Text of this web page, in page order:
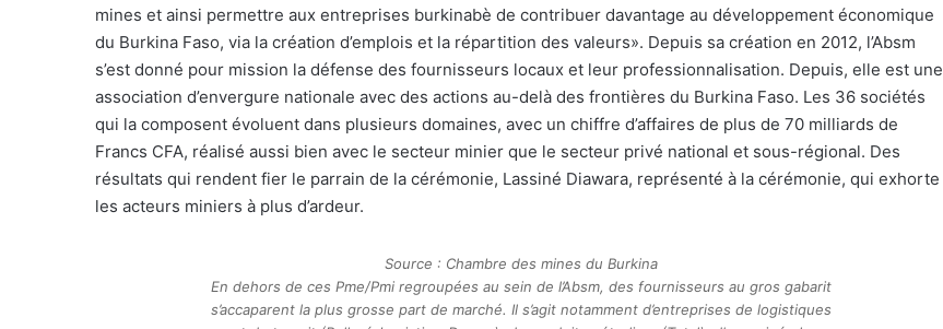
mines et ainsi permettre aux entreprises burkinabè de contribuer davantage au développement économique
du Burkina Faso, via la création d’emplois et la répartition des valeurs». Depuis sa création en 2012, l’Absm
s’est donné pour mission la défense des fournisseurs locaux et leur professionnalisation. Depuis, elle est une
association d’envergure nationale avec des actions au-delà des frontières du Burkina Faso. Les 36 sociétés
qui la composent évoluent dans plusieurs domaines, avec un chiffre d’affaires de plus de 70 milliards de
Francs CFA, réalisé aussi bien avec le secteur minier que le secteur privé national et sous-régional. Des
résultats qui rendent fier le parrain de la cérémonie, Lassiné Diawara, représenté à la cérémonie, qui exhorte
les acteurs miniers à plus d’ardeur.
Source : Chambre des mines du Burkina
En dehors de ces Pme/Pmi regroupées au sein de l’Absm, des fournisseurs au gros gabarit
s’accaparent la plus grosse part de marché. Il s’agit notamment d’entreprises de logistiques